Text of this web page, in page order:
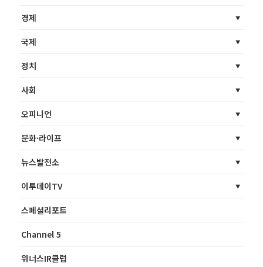
경제
국제
정치
사회
오피니언
문화·라이프
뉴스발전소
이투데이TV
스페셜리포트
Channel 5
위너스IR클럽